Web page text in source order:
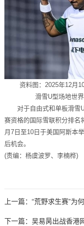
资料图：2025年12月
滑雪U型场地世
对于自由式和单板滑雪
赛资格的国际雪联积分排名
月7日至10日于美国阿斯本
后机会。
(责编：杨虞波罗、李楠桦)
上一篇： “荒野求生赛”为
下一篇： 吴易昺出战香港